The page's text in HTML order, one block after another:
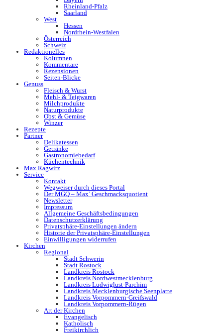
Rheinland-Pfalz
Saarland
West
Hessen
Nordrhein-Westfalen
Österreich
Schweiz
Redaktionelles
Kolumnen
Kommentare
Rezensionen
Seiten-Blicke
Genuss
Fleisch & Wurst
Mehl- & Teigwaren
Milchprodukte
Naturprodukte
Obst & Gemüse
Winzer
Rezepte
Partner
Delikatessen
Getränke
Gastronomiebedarf
Küchentechnik
Max Ragwitz
Service
Kontakt
Wegweiser durch dieses Portal
Der MGQ – Max’ Geschmacksquotient
Newsletter
Impressum
Allgemeine Geschäftsbedingungen
Datenschutzerklärung
Privatsphäre-Einstellungen ändern
Historie der Privatsphäre-Einstellungen
Einwilligungen widerrufen
Kirchen
Regional
Stadt Schwerin
Stadt Rostock
Landkreis Rostock
Landkreis Nordwestmecklenburg
Landkreis Ludwiglust-Parchim
Landkreis Mecklenburgische Seenplatte
Landkreis Vorpommern-Greifswald
Landkreis Vorpommern-Rügen
Art der Kirchen
Evangelisch
Katholisch
Freikirchlich